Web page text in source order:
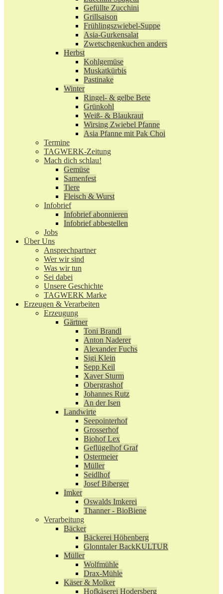
Gefüllte Zucchini
Grillsaison
Frühlingszwiebel-Suppe
Asia-Gurkensalat
Zwetschgenkuchen anders
Herbst
Kohlgemüse
Muskatkürbis
Pastinake
Winter
Ringel- & gelbe Bete
Grünkohl
Weiß- & Blaukraut
Wirsing Zwiebel Pfanne
Asia Pfanne mit Pak Choi
Termine
TAGWERK-Zeitung
Mach dich schlau!
Gemüse
Samenfest
Tiere
Fleisch & Wurst
Infobrief
Infobrief abonnieren
Infobrief abbestellen
Jobs
Über Uns
Ansprechpartner
Wer wir sind
Was wir tun
Sei dabei
Unsere Geschichte
TAGWERK Marke
Erzeugen & Verarbeiten
Erzeugung
Gärtner
Toni Brandl
Anton Naderer
Alexander Fuchs
Sigi Klein
Sepp Keil
Xaver Sturm
Obergrashof
Johannes Rutz
An der Isen
Landwirte
Seepointerhof
Grosserhof
Biohof Lex
Geflügelhof Graf
Ostermeier
Müller
Seidlhof
Josef Biberger
Imker
Oswalds Imkerei
Thanner - BioBiene
Verarbeitung
Bäcker
Bäckerei Höhenberg
Glonntaler BackKULTUR
Müller
Wolfmühle
Drax-Mühle
Käser & Molker
Hofkäserei Hodersberg